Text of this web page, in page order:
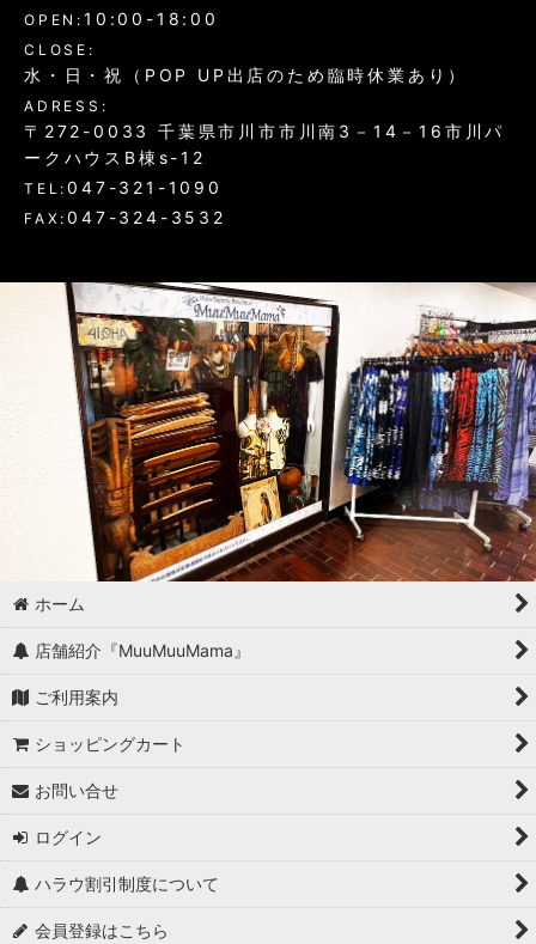
OPEN: 10:00-18:00
CLOSE:
水・日・祝（POP UP出店のため臨時休業あり）
ADRESS:
〒272-0033 千葉県市川市市川南3－14－16市川パ
ークハウスB棟s-12
TEL:047-321-1090
FAX:047-324-3532
ホーム
店舗紹介『MuuMuuMama』
ご利用案内
ショッピングカート
お問い合せ
ログイン
ハラウ割引制度について
会員登録はこちら